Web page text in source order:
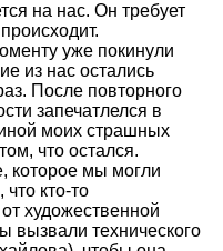
на нас. Он требует
уже покинули
из нас остались
После повторного
запечатлелся в
моих страшных
что остался.
которое мы могли
кто-то
художественной
вызвали технического